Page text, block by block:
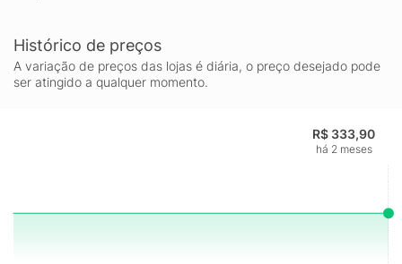
Histórico de preços
A variação de preços das lojas é diária, o preço desejado pode
ser atingido a qualquer momento.
R$ 333,90
há 2 meses